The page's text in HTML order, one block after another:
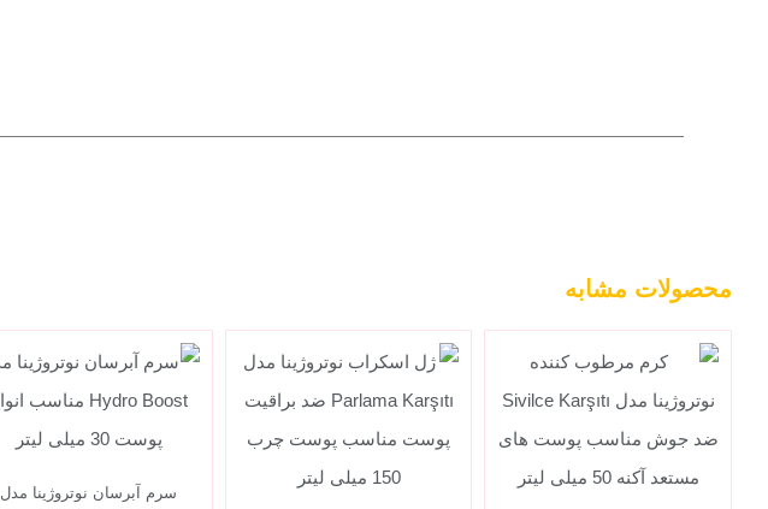
محصولات مشابه
سرم آبرسان نوتروژینا مدل